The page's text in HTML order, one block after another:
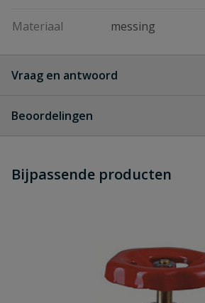
Materiaal messing
Vraag en antwoord
dit product?
Beoordelingen
Schrijf zelf een beoordeling
Bijpassende producten